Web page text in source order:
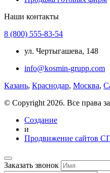
Наши контакты
8 (800) 555-83-54
ул. Чертыгашева, 148
info@kosmin-grupp.com
Казань, Краснодар, Москва,
© Copyright 2026. Все права
Создание
и
Продвижение сайтов
Заказать звонок